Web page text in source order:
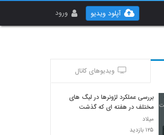
ورود آپلود ویدیو
ویدیوهای کانال
بررسی عملکرد لژونرها در لیگ های
مختلف در هفته ای که گذشت
میلاد
۱۲۵ بازدید